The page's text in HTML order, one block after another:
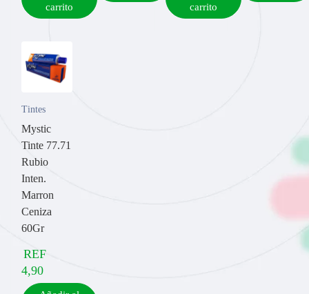
carrito
carrito
Tintes
Mystic
Tinte 77.71
Rubio
Inten.
Marron
Ceniza
60Gr
REF
4,90